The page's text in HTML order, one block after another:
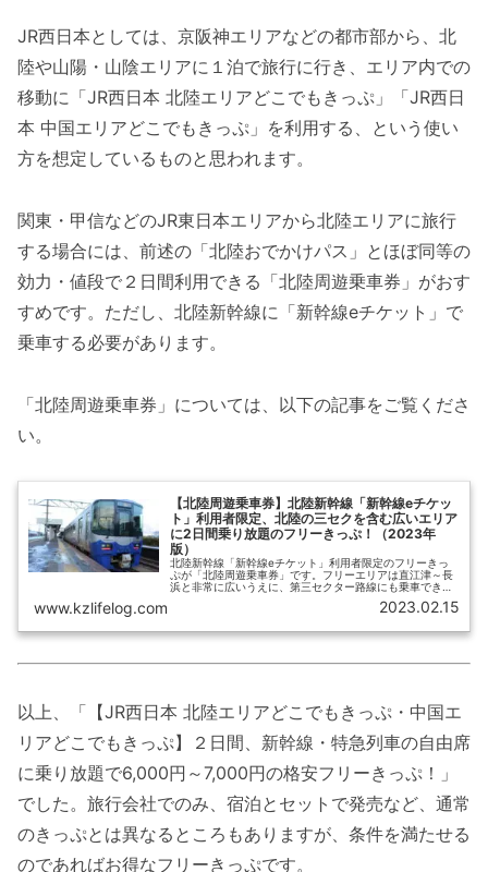
JR西日本としては、京阪神エリアなどの都市部から、北
陸や山陽・山陰エリアに１泊で旅行に行き、エリア内での
移動に「JR西日本 北陸エリアどこでもきっぷ」「JR西日
本 中国エリアどこでもきっぷ」を利用する、という使い
方を想定しているものと思われます。
関東・甲信などのJR東日本エリアから北陸エリアに旅行
する場合には、前述の「北陸おでかけパス」とほぼ同等の
効力・値段で２日間利用できる「北陸周遊乗車券」がおす
すめです。ただし、北陸新幹線に「新幹線eチケット」で
乗車する必要があります。
「北陸周遊乗車券」については、以下の記事をご覧くださ
い。
【北陸周遊乗車券】北陸新幹線「新幹線eチケッ
ト」利用者限定、北陸の三セクを含む広いエリア
に2日間乗り放題のフリーきっぷ！（2023年
版）
北陸新幹線「新幹線eチケット」利用者限定のフリーきっ
ぷが「北陸周遊乗車券」です。フリーエリアは直江津～長
浜と非常に広いうえに、第三セクター路線にも乗車でき
て、使い勝手、お得度ともに抜群です。この記事では、
「北陸周遊乗車券」の概要と購入方法、お得な使い方につ
www.kzlifelog.com 2023.02.15
以上、「【JR西日本 北陸エリアどこでもきっぷ・中国エ
リアどこでもきっぷ】２日間、新幹線・特急列車の自由席
に乗り放題で6,000円～7,000円の格安フリーきっぷ！」
でした。旅行会社でのみ、宿泊とセットで発売など、通常
のきっぷとは異なるところもありますが、条件を満たせる
のであればお得なフリーきっぷです。